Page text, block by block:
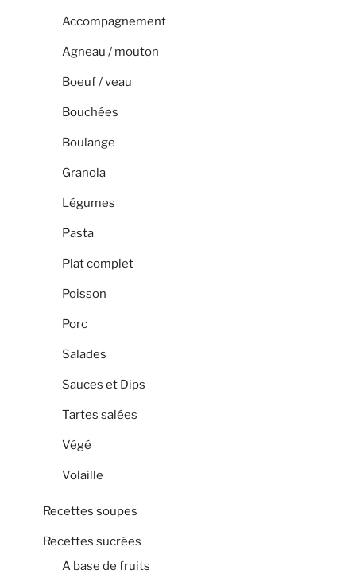
Accompagnement
Agneau / mouton
Boeuf / veau
Bouchées
Boulange
Granola
Légumes
Pasta
Plat complet
Poisson
Porc
Salades
Sauces et Dips
Tartes salées
Végé
Volaille
Recettes soupes
Recettes sucrées
A base de fruits